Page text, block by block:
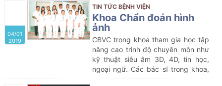
chăm sóc sức khoẻ cho nhân dân
địa phương và các vùng lân cận….
CHỮA BỆNH TRONG CÁC CƠ SỞ
KHÁM BỆNH, CHỮA BỆNH CỦA
NHÀ NƯỚC VÀ HƯỚNG DẪN ÁP
KHÁM BỆNH CHỮA BỆNH TRONG
MỘT SỐ TRƯỜNG HỢP
04/01
2019
TIN TỨC BỆNH VIỆN
Khoa Chẩn đoán hình
ảnh
CBVC trong khoa tham gia học tập
nâng cao trình độ chuyên môn như
kỹ thuật siêu âm 3D, 4D, tin học,
ngoại ngữ. Các bác sĩ trong khoa,
đặc biệt là bác sĩ Trưởng khoa còn